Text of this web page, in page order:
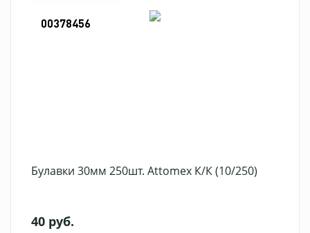
00378456
Булавки 30мм 250шт. Attomex К/К (10/250)
40 руб.